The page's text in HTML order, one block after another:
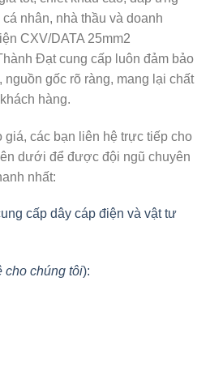
nhân, nhà thầu và doanh
CXV/DATA 25mm2
Đạt cung cấp luôn đảm bảo
gốc rõ ràng, mang lại chất
hàng.
giá, các bạn liên hệ trực tiếp cho
dưới để được đội ngũ chuyên
nhất:
cấp dây cáp điện và vật tư
cho chúng tôi):